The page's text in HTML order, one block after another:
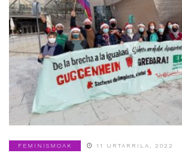
FEMINISMOAK 11 URTARRILA, 2022